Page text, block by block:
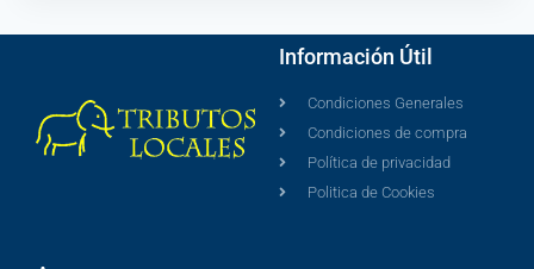
Información Útil
Condiciones Generales
Condiciones de compra
Política de privacidad
Politica de Cookies